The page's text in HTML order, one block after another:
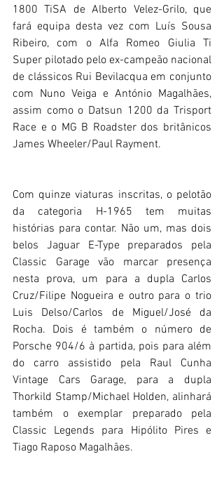
1800 TiSA de Alberto Velez-Grilo, que
fará equipa desta vez com Luís Sousa
Ribeiro, com o Alfa Romeo Giulia Ti
Super pilotado pelo ex-campeão nacional
de clássicos Rui Bevilacqua em conjunto
com Nuno Veiga e António Magalhães,
assim como o Datsun 1200 da Trisport
Race e o MG B Roadster dos britânicos
James Wheeler/Paul Rayment.
Com quinze viaturas inscritas, o pelotão
da categoria H-1965 tem muitas
histórias para contar. Não um, mas dois
belos Jaguar E-Type preparados pela
Classic Garage vão marcar presença
nesta prova, um para a dupla Carlos
Cruz/Filipe Nogueira e outro para o trio
Luis Delso/Carlos de Miguel/José da
Rocha. Dois é também o número de
Porsche 904/6 à partida, pois para além
do carro assistido pela Raul Cunha
Vintage Cars Garage, para a dupla
Thorkild Stamp/Michael Holden, alinhará
também o exemplar preparado pela
Classic Legends para Hipólito Pires e
Tiago Raposo Magalhães.